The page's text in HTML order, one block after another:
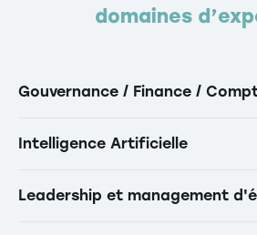
domaines
Gouvernance / Finance /
Intelligence Artificielle
Leadership et management